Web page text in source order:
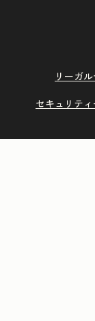
リーガ
セキュリティ